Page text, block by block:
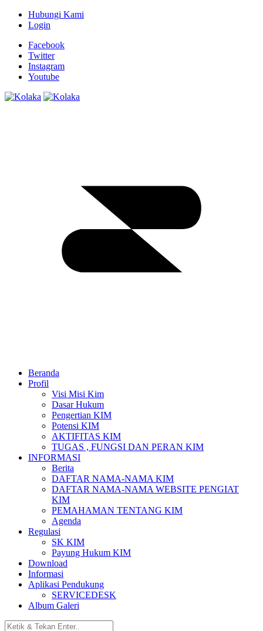
Hubungi Kami
Login
Facebook
Twitter
Instagram
Youtube
Beranda
Profil
Visi Misi Kim
Dasar Hukum
Pengertian KIM
Potensi KIM
AKTIFITAS KIM
TUGAS , FUNGSI DAN PERAN KIM
INFORMASI
Berita
DAFTAR NAMA-NAMA KIM
DAFTAR NAMA-NAMA WEBSITE PENGIAT
KIM
PEMAHAMAN TENTANG KIM
Agenda
Regulasi
SK KIM
Payung Hukum KIM
Download
Informasi
Aplikasi Pendukung
SERVICEDESK
Album Galeri